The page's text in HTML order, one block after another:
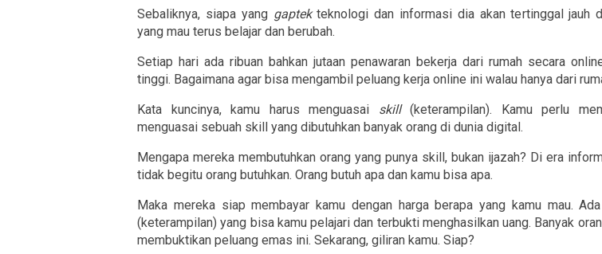
Sebaliknya, siapa yang gaptek teknologi dan informasi dia akan tertinggal jauh
yang mau terus belajar dan berubah.
Setiap hari ada ribuan bahkan jutaan penawaran bekerja dari rumah secara
tinggi. Bagaimana agar bisa mengambil peluang kerja online ini walau hanya dari
Kata kuncinya, kamu harus menguasai skill (keterampilan). Kamu perlu
menguasai sebuah skill yang dibutuhkan banyak orang di dunia digital.
Mengapa mereka membutuhkan orang yang punya skill, bukan ijazah? Di era
tidak begitu orang butuhkan. Orang butuh apa dan kamu bisa apa.
Maka mereka siap membayar kamu dengan harga berapa yang kamu mau.
(keterampilan) yang bisa kamu pelajari dan terbukti menghasilkan uang. Banyak
membuktikan peluang emas ini. Sekarang, giliran kamu. Siap?